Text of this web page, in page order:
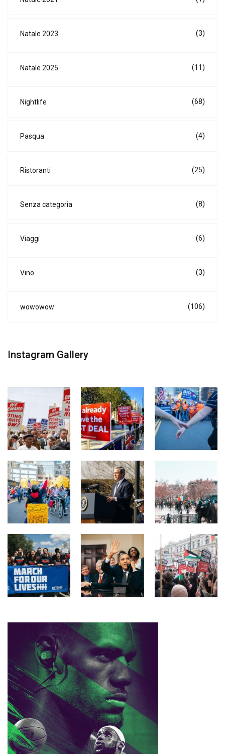
Natale 2023 (3)
Natale 2025 (11)
Nightlife (68)
Pasqua (4)
Ristoranti (25)
Senza categoria (8)
Viaggi (6)
Vino (3)
wowowow (106)
Instagram Gallery